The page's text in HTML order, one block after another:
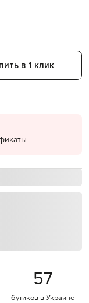
в 1 клик
57
бутиков в Украине